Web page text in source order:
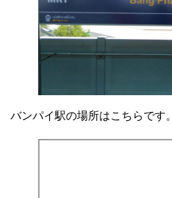
バンパイ駅の場所はこちらです。